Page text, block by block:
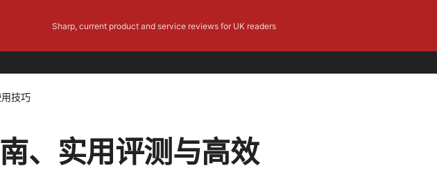
Sharp, current product and service reviews for UK readers
技巧
、实用评测与高效